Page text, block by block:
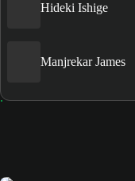
Hideki Ishige
Manjrekar James